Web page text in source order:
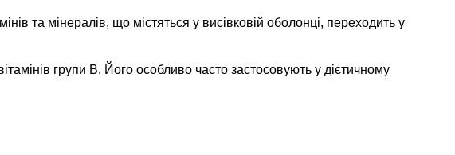
та мінералів, що містяться у висівковій оболонці, переходить у
групи В. Його особливо часто застосовують у дієтичному